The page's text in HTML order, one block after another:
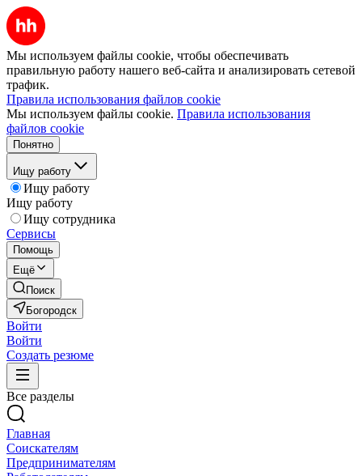
Мы используем файлы cookie, чтобы обеспечивать
правильную работу нашего веб-сайта и анализировать сетевой
трафик.
Правила использования файлов cookie
Мы используем файлы cookie. Правила использования
файлов cookie
Понятно
Ищу работу
Ищу работу
Ищу работу
Ищу сотрудника
Сервисы
Помощь
Ещё
Поиск
Богородск
Войти
Войти
Создать резюме
Все разделы
Главная
Соискателям
Предпринимателям